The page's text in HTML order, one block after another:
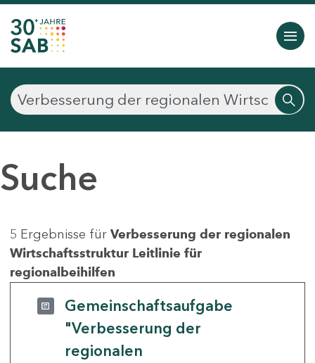
Suche
5 Ergebnisse für Verbesserung der regionalen
Wirtschaftsstruktur Leitlinie für
regionalbeihilfen
Gemeinschaftsaufgabe
"Verbesserung der
regionalen